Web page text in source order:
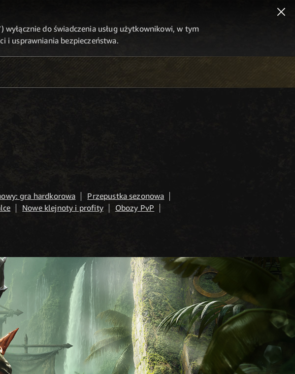
do świadczenia usług użytkownikowi, w tym
i usprawniania bezpieczeństwa.
gra hardkorowa
Przepustka sezonowa
Nowe klejnoty i profity
Obozy PvP